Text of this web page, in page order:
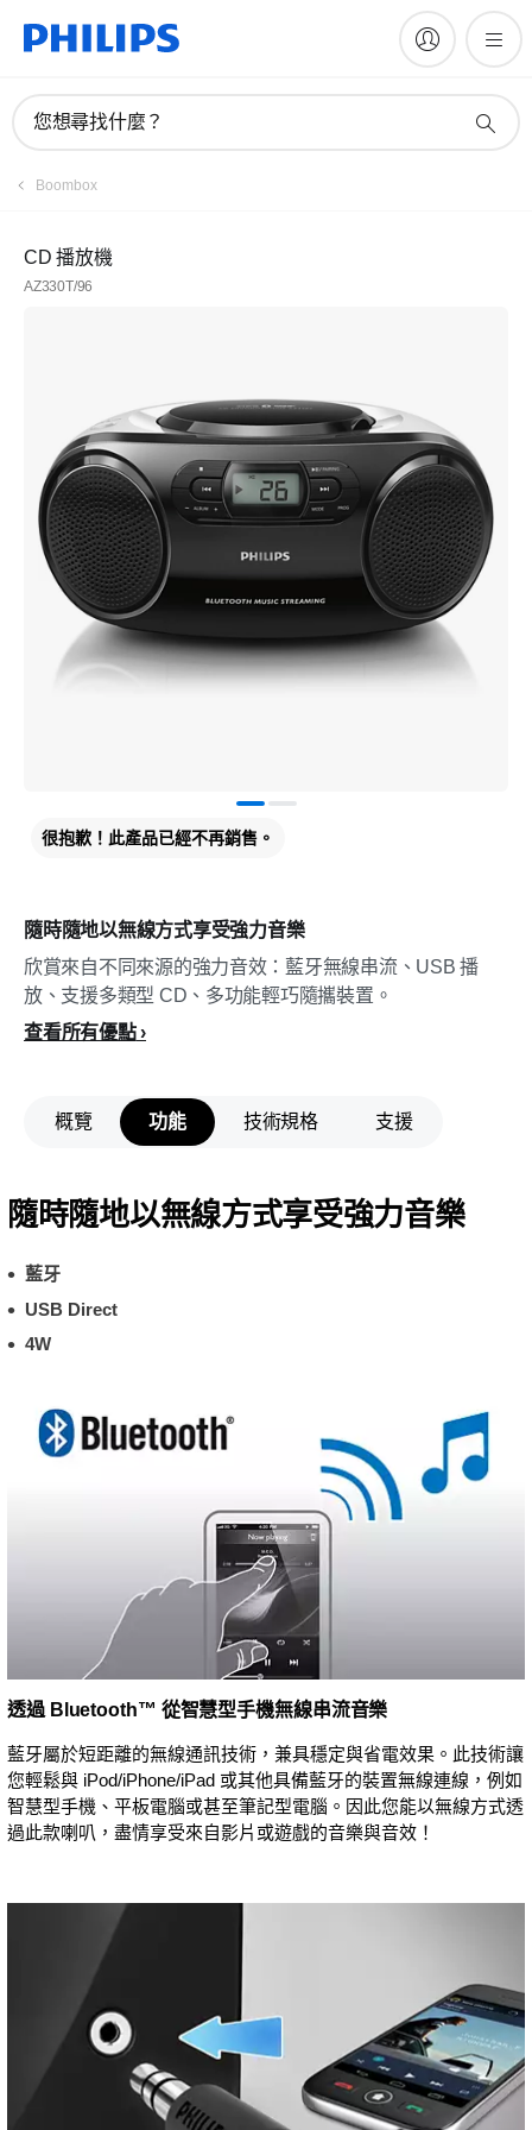
您想尋找什麼？
Boombox
CD 播放機
AZ330T/96
隨時隨地以無線方式享受強力音樂
欣賞來自不同來源的強力音效：藍牙無線串流、USB 播
放、支援多類型 CD、多功能輕巧隨攜裝置。
查看所有優點
很抱歉！此產品已經不再銷售。
概覽 功能 技術規格 支援
隨時隨地以無線方式享受強力音樂
藍牙
USB Direct
4W
透過 Bluetooth™ 從智慧型手機無線串流音樂
藍牙屬於短距離的無線通訊技術，兼具穩定與省電效果。此技術讓
您輕鬆與 iPod/iPhone/iPad 或其他具備藍牙的裝置無線連線，例如
智慧型手機、平板電腦或甚至筆記型電腦。因此您能以無線方式透
過此款喇叭，盡情享受來自影片或遊戲的音樂與音效！